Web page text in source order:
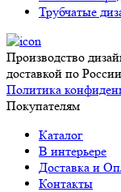
Трубчатые
Производство
доставкой по России
Политика
Покупателям
Каталог
В интерьере
Доставка и
Контакты